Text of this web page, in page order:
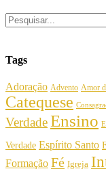
Tags
Adoração Advento Amor
Catequese
VerdadeEnsino
Verdade Espírito Santo
Formação Fé Igreja